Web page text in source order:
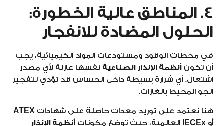
4. المناطق عالية الخطورة:
الحلول المضادة للانفجار
في محطات الوقود ومستودعات المواد الكيميائية، يجب
أن تكون أنظمة الإنذار الصناعية نفسها عازلة لأي مصدر
اشتعال. أي شرارة بسيطة داخل الحساس قد تؤدي لتفجير
الجو المحيط بالغازات.
هنا نعتمد على توريد معدات حاصلة على شهادات ATEX
أو IECEx العالمية، حيث توضع مكونات أنظمة الإنذار